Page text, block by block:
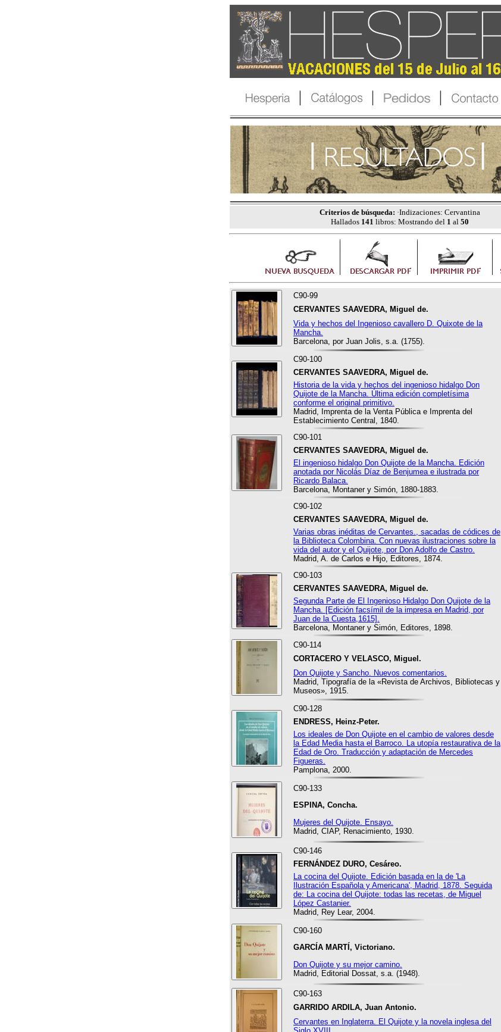
Criterios de búsqueda: ·Indizaciones: Cervantina
Hallados 141 libros: Mostrando del 1 al 50
C90-99
CERVANTES SAAVEDRA, Miguel de.
Vida y hechos del Ingenioso cavallero D. Quixote de la
Mancha.
Barcelona, por Juan Jolis, s.a. (1755).
C90-100
CERVANTES SAAVEDRA, Miguel de.
Historia de la vida y hechos del ingenioso hidalgo Don
Quijote de la Mancha. Última edición completísima
conforme el original primitivo.
Madrid, Imprenta de la Venta Pública e Imprenta del
Establecimiento Central, 1840.
C90-101
CERVANTES SAAVEDRA, Miguel de.
El ingenioso hidalgo Don Quijote de la Mancha. Edición
anotada por Nicolás Díaz de Benjumea e ilustrada por
Ricardo Balaca.
Barcelona, Montaner y Simón, 1880-1883.
C90-102
CERVANTES SAAVEDRA, Miguel de.
Varias obras inéditas de Cervantes., sacadas de códices de
la Biblioteca Colombina. Con nuevas ilustraciones sobre la
vida del autor y el Quijote, por Don Adolfo de Castro.
Madrid, A. de Carlos e Hijo, Editores, 1874.
C90-103
CERVANTES SAAVEDRA, Miguel de.
Segunda Parte de El Ingenioso Hidalgo Don Quijote de la
Mancha. [Edición facsímil de la impresa en Madrid, por
Juan de la Cuesta,1615].
Barcelona, Montaner y Simón, Editores, 1898.
C90-114
CORTACERO Y VELASCO, Miguel.
Don Quijote y Sancho. Nuevos comentarios.
Madrid, Tipografía de la «Revista de Archivos, Bibliotecas y
Museos», 1915.
C90-128
ENDRESS, Heinz-Peter.
Los ideales de Don Quijote en el cambio de valores desde
la Edad Media hasta el Barroco. La utopía restaurativa de la
Edad de Oro. Traducción y adaptación de Mercedes
Figueras.
Pamplona, 2000.
C90-133
ESPINA, Concha.
Mujeres del Quijote. Ensayo.
Madrid, CIAP, Renacimiento, 1930.
C90-146
FERNÁNDEZ DURO, Cesáreo.
La cocina del Quijote. Edición basada en la de 'La
Ilustración Española y Americana', Madrid, 1878. Seguida
de: La cocina del Quijote: todas las recetas, de Miguel
López Castanier.
Madrid, Rey Lear, 2004.
C90-160
GARCÍA MARTÍ, Victoriano.
Don Quijote y su mejor camino.
Madrid, Editorial Dossat, s.a. (1948).
C90-163
GARRIDO ARDILA, Juan Antonio.
Cervantes en Inglaterra. El Quijote y la novela inglesa del